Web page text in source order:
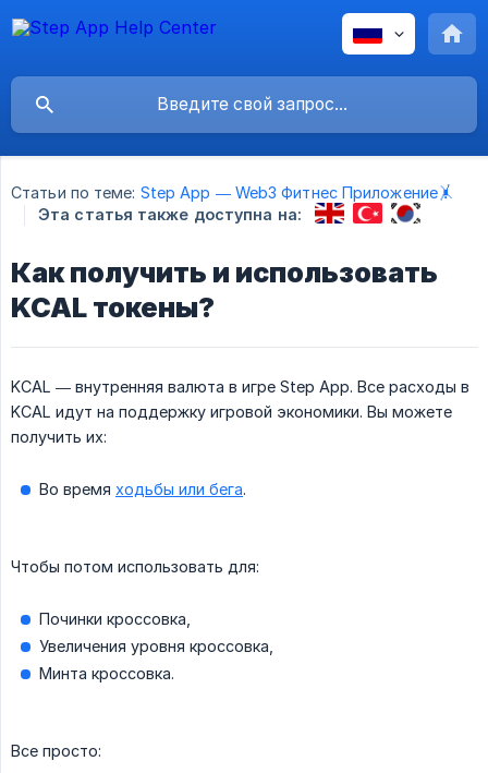
Статьи по теме: Step App — Web3 Фитнес Приложение🤸
Эта статья также доступна на:
Как получить и использовать
KCAL токены?
KCAL — внутренняя валюта в игре Step App. Все расходы в
KCAL идут на поддержку игровой экономики. Вы можете
получить их:
Во время ходьбы или бега.
Чтобы потом использовать для:
Починки кроссовка,
Увеличения уровня кроссовка,
Минта кроссовка.
Все просто: